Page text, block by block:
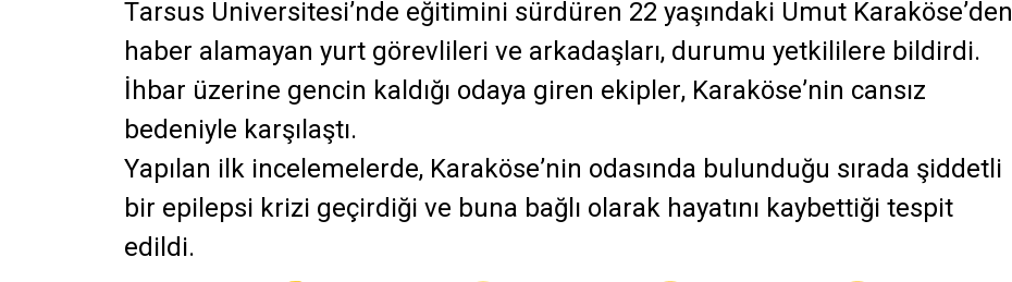
Tarsus Üniversitesi’nde eğitimini sürdüren 22 yaşındaki Umut Karaköse’den
haber alamayan yurt görevlileri ve arkadaşları, durumu yetkililere bildirdi.
İhbar üzerine gencin kaldığı odaya giren ekipler, Karaköse’nin cansız
bedeniyle karşılaştı.
Yapılan ilk incelemelerde, Karaköse’nin odasında bulunduğu sırada şiddetli
bir epilepsi krizi geçirdiği ve buna bağlı olarak hayatını kaybettiği tespit
edildi.